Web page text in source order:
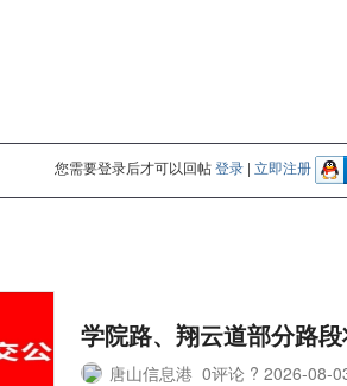
您需要登录后才可以回帖登录 | 立即注册
学院路、翔云道部分路
唐山信息港 0评论 ? 2026-08-